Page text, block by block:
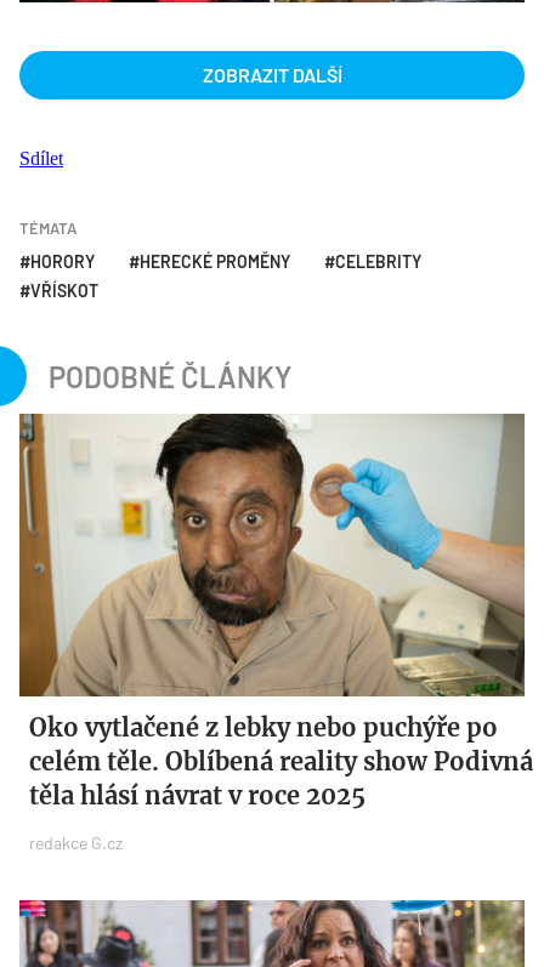
ZOBRAZIT DALŠÍ
Sdílet
TÉMATA
HORORY HERECKÉ PROMĚNY
CELEBRITY
VŘÍSKOT
PODOBNÉ ČLÁNKY
Oko vytlačené z lebky nebo puchýře po
celém těle. Oblíbená reality show Podivná
těla hlásí návrat v roce 2025
redakce G.cz